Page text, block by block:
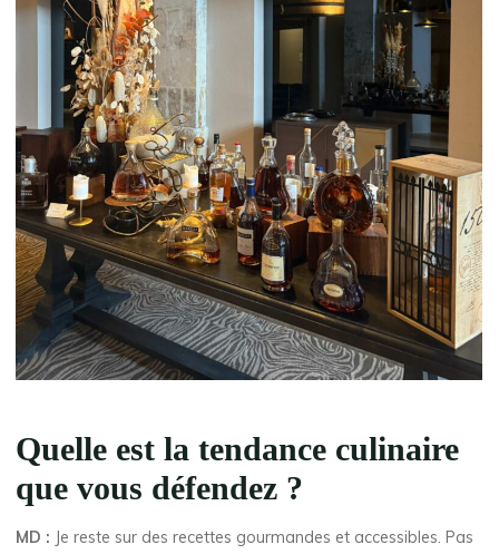
Quelle est la tendance culinaire
que vous défendez ?
MD : Je reste sur des recettes gourmandes et accessibles. Pas